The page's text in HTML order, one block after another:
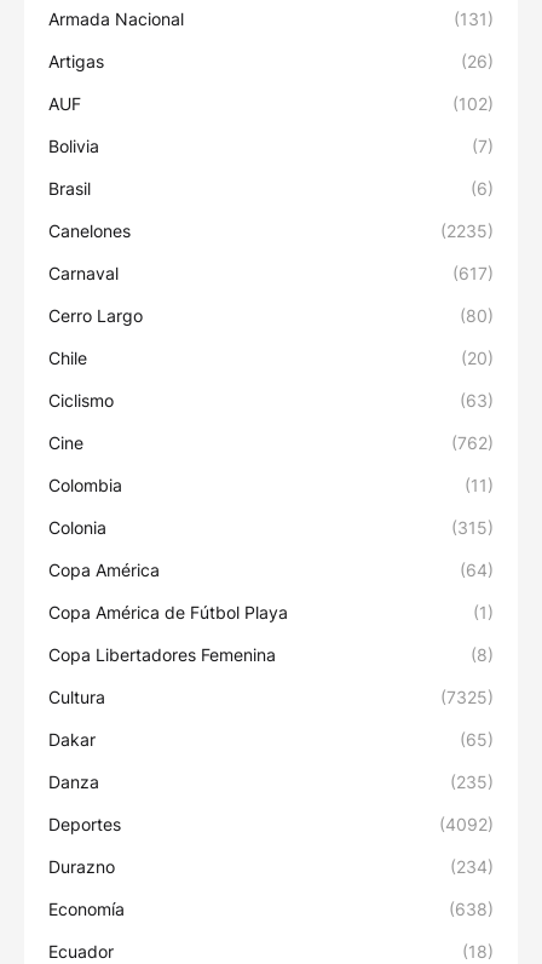
Armada Nacional (131)
Artigas (26)
AUF (102)
Bolivia (7)
Brasil (6)
Canelones (2235)
Carnaval (617)
Cerro Largo (80)
Chile (20)
Ciclismo (63)
Cine (762)
Colombia (11)
Colonia (315)
Copa América (64)
Copa América de Fútbol Playa (1)
Copa Libertadores Femenina (8)
Cultura (7325)
Dakar (65)
Danza (235)
Deportes (4092)
Durazno (234)
Economía (638)
Ecuador (18)